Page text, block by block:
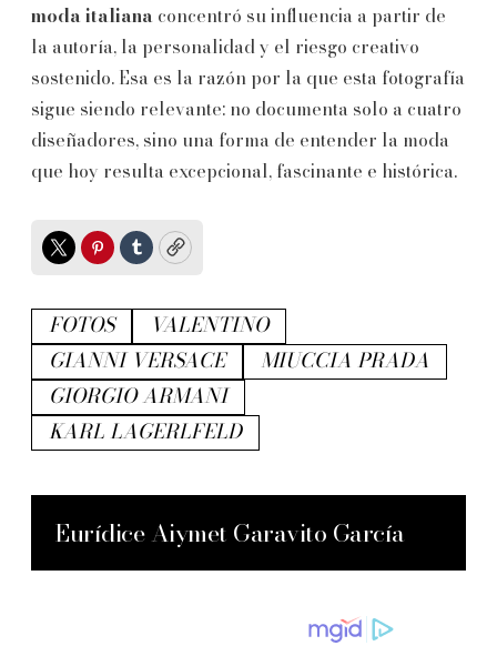
moda italiana concentró su influencia a partir de
la autoría, la personalidad y el riesgo creativo
sostenido. Esa es la razón por la que esta fotografía
sigue siendo relevante: no documenta solo a cuatro
diseñadores, sino una forma de entender la moda
que hoy resulta excepcional, fascinante e histórica.
TwitterPinterest
TumblrCopy
FOTOS
VALENTINO
GIANNI VERSACE
MIUCCIA PRADA
GIORGIO ARMANI
KARL LAGERLFELD
Eurídice Aiymet Garavito García